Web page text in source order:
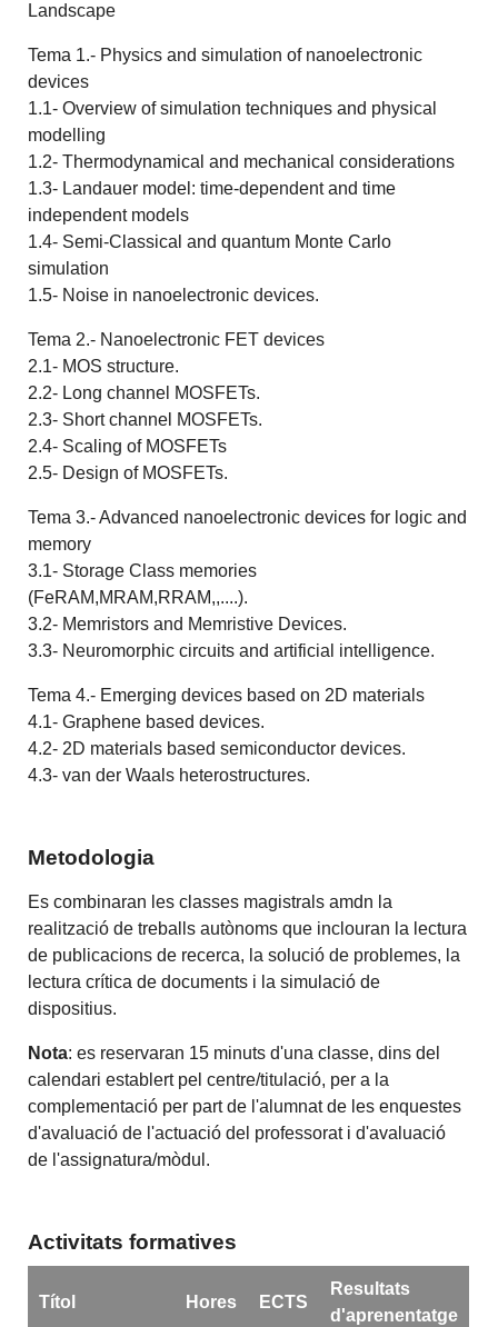
Landscape
Tema 1.- Physics and simulation of nanoelectronic
devices
1.1- Overview of simulation techniques and physical
modelling
1.2- Thermodynamical and mechanical considerations
1.3- Landauer model: time-dependent and time
independent models
1.4- Semi-Classical and quantum Monte Carlo
simulation
1.5- Noise in nanoelectronic devices.
Tema 2.- Nanoelectronic FET devices
2.1- MOS structure.
2.2- Long channel MOSFETs.
2.3- Short channel MOSFETs.
2.4- Scaling of MOSFETs
2.5- Design of MOSFETs.
Tema 3.- Advanced nanoelectronic devices for logic and
memory
3.1- Storage Class memories
(FeRAM,MRAM,RRAM,,....).
3.2- Memristors and Memristive Devices.
3.3- Neuromorphic circuits and artificial intelligence.
Tema 4.- Emerging devices based on 2D materials
4.1- Graphene based devices.
4.2- 2D materials based semiconductor devices.
4.3- van der Waals heterostructures.
Metodologia
Es combinaran les classes magistrals amdn la
realització de treballs autònoms que inclouran la lectura
de publicacions de recerca, la solució de problemes, la
lectura crítica de documents i la simulació de
dispositius.
Nota: es reservaran 15 minuts d'una classe, dins del
calendari establert pel centre/titulació, per a la
complementació per part de l'alumnat de les enquestes
d'avaluació de l'actuació del professorat i d'avaluació
de l'assignatura/mòdul.
Activitats formatives
Títol Hores ECTS
Resultats
d'aprenentatge